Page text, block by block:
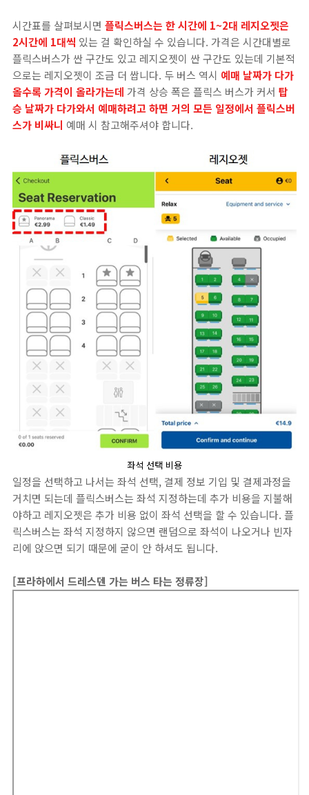
시간표를 살펴보시면 플릭스버스는 한 시간에 1~2대 레지오젯은
2시간에 1대씩 있는 걸 확인하실 수 있습니다. 가격은 시간대별로
플릭스버스가 싼 구간도 있고 레지오젯이 싼 구간도 있는데 기본적
으로는 레지오젯이 조금 더 쌉니다. 두 버스 역시 예매 날짜가 다가
올수록 가격이 올라가는데 가격 상승 폭은 플릭스 버스가 커서 탑
승 날짜가 다가와서 예매하려고 하면 거의 모든 일정에서 플릭스버
스가 비싸니 예매 시 참고해주셔야 합니다.
좌석 선택 비용
일정을 선택하고 나서는 좌석 선택, 결제 정보 기입 및 결제과정을
거치면 되는데 플릭스버스는 좌석 지정하는데 추가 비용을 지불해
야하고 레지오젯은 추가 비용 없이 좌석 선택을 할 수 있습니다. 플
릭스버스는 좌석 지정하지 않으면 랜덤으로 좌석이 나오거나 빈자
리에 앉으면 되기 때문에 굳이 안 하셔도 됩니다.
[프라하에서 드레스덴 가는 버스 타는 정류장]